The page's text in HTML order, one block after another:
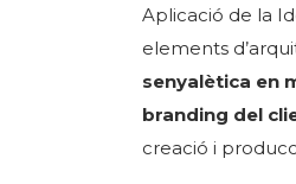
Aplicació de la
elements
senyalètica en
branding del
creació i